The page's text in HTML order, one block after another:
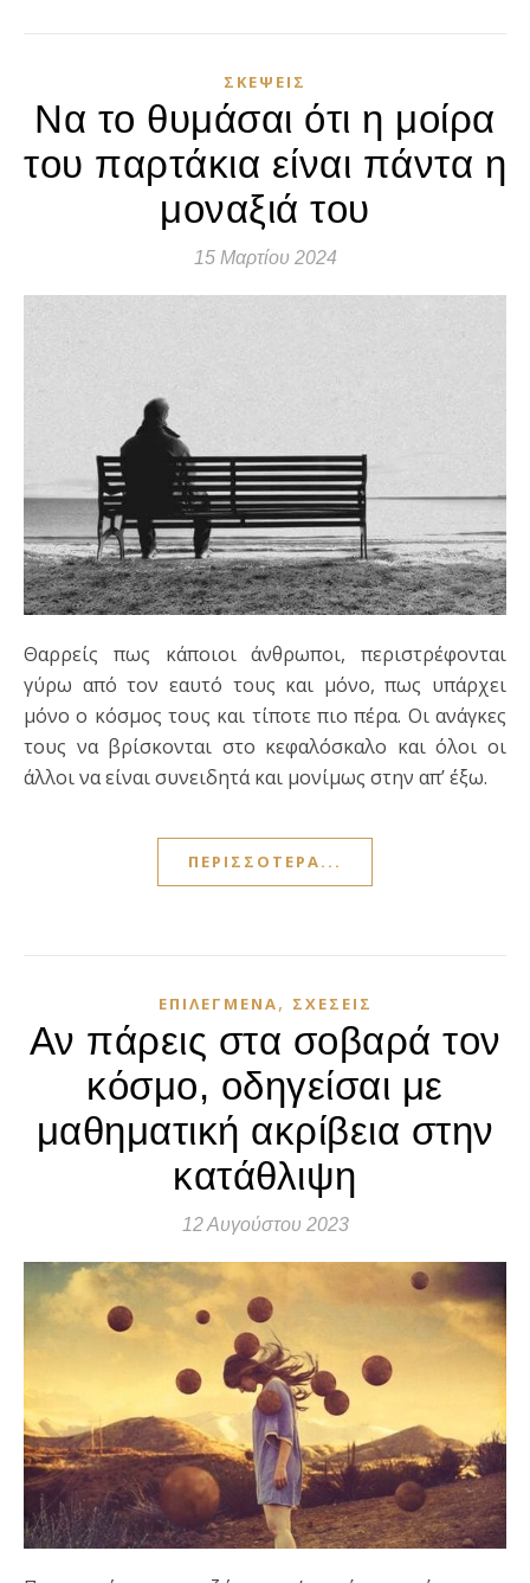
ΣΚΈΨΕΙΣ
Να το θυμάσαι ότι η μοίρα
του παρτάκια είναι πάντα η
μοναξιά του
15 Μαρτίου 2024
Θαρρείς πως κάποιοι άνθρωποι, περιστρέφονται
γύρω από τον εαυτό τους και μόνο, πως υπάρχει
μόνο ο κόσμος τους και τίποτε πιο πέρα. Οι ανάγκες
τους να βρίσκονται στο κεφαλόσκαλο και όλοι οι
άλλοι να είναι συνειδητά και μονίμως στην απ’ έξω.
ΠΕΡΙΣΣΌΤΕΡΑ...
ΕΠΙΛΕΓΜΈΝΑ, ΣΧΈΣΕΙΣ
Αν πάρεις στα σοβαρά τον
κόσμο, οδηγείσαι με
μαθηματική ακρίβεια στην
κατάθλιψη
12 Αυγούστου 2023